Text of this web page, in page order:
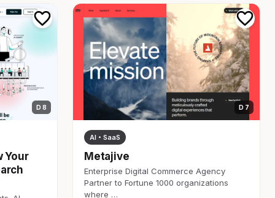
D 8
Your
D 7
AI・SaaS
Metajive
Enterprise Digital Commerce Agency
Partner to Fortune 1000 organizations
where …